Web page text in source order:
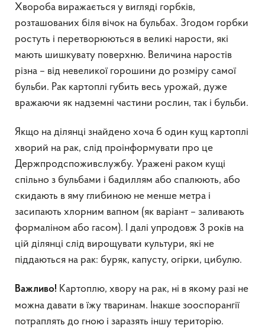
Хвороба виражається у вигляді горбків,
розташованих біля вічок на бульбах. Згодом горбки
ростуть і перетворюються в великі нарости, які
мають шишкувату поверхню. Величина наростів
різна – від невеликої горошини до розміру самої
бульби. Рак картоплі губить весь урожай, дуже
вражаючи як надземні частини рослин, так і бульби.
Якщо на ділянці знайдено хоча б один кущ картоплі
хворий на рак, слід проінформувати про це
Держпродспоживслужбу. Уражені раком кущі
спільно з бульбами і бадиллям або спалюють, або
скидають в яму глибиною не менше метра і
засипають хлорним вапном (як варіант – заливають
формаліном або гасом). І далі упродовж 3 років на
цій ділянці слід вирощувати культури, які не
піддаються на рак: буряк, капусту, огірки, цибулю.
Важливо! Картоплю, хвору на рак, ні в якому разі не
можна давати в їжу тваринам. Інакше зооспорангії
потраплять до гною і заразять іншу територію.